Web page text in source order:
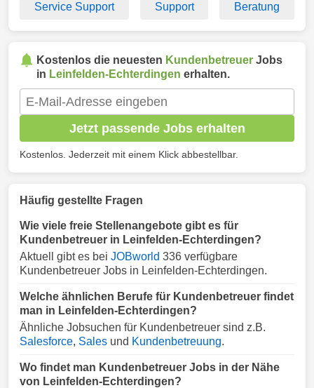
Service Support Support Beratung
Kostenlos die neuesten Kundenbetreuer Jobs
in Leinfelden-Echterdingen erhalten.
Jetzt passende Jobs erhalten
Kostenlos. Jederzeit mit einem Klick abbestellbar.
Häufig gestellte Fragen
Wie viele freie Stellenangebote gibt es für
Kundenbetreuer in Leinfelden-Echterdingen?
Aktuell gibt es bei JOBworld 336 verfügbare
Kundenbetreuer Jobs in Leinfelden-Echterdingen.
Welche ähnlichen Berufe für Kundenbetreuer findet
man in Leinfelden-Echterdingen?
Ähnliche Jobsuchen für Kundenbetreuer sind z.B.
Salesforce, Sales und Kundenbetreuung.
Wo findet man Kundenbetreuer Jobs in der Nähe
von Leinfelden-Echterdingen?